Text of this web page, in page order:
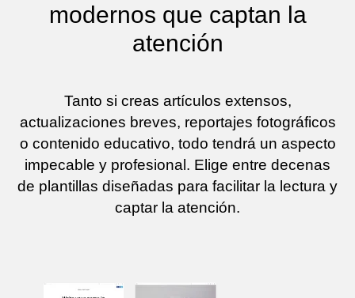
modernos que captan la
atención
Tanto si creas artículos extensos,
actualizaciones breves, reportajes fotográficos
o contenido educativo, todo tendrá un aspecto
impecable y profesional. Elige entre decenas
de plantillas diseñadas para facilitar la lectura y
captar la atención.